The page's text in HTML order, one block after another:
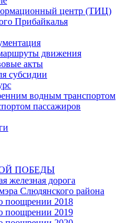
центр (ТИЦ)
Прибайкалья
движения
акты
субсидии
водным транспортом
пассажиров
ПОБЕДЫ
железная дорога
Слюдянского района
поощрении 2018
поощрении 2019